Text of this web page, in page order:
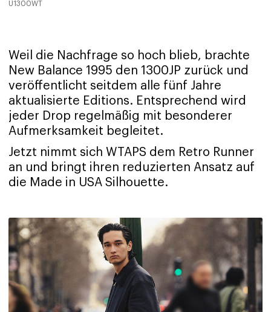
U1300WT
Weil die Nachfrage so hoch blieb, brachte
New Balance 1995 den 1300JP zurück und
veröffentlicht seitdem alle fünf Jahre
aktualisierte Editions. Entsprechend wird
jeder Drop regelmäßig mit besonderer
Aufmerksamkeit begleitet.
Jetzt nimmt sich WTAPS dem Retro Runner
an und bringt ihren reduzierten Ansatz auf
die Made in USA Silhouette.